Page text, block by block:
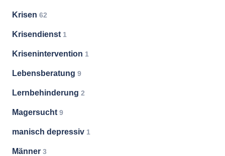
Krisen 62
Krisendienst 1
Krisenintervention 1
Lebensberatung 9
Lernbehinderung 2
Magersucht 9
manisch depressiv 1
Männer 3